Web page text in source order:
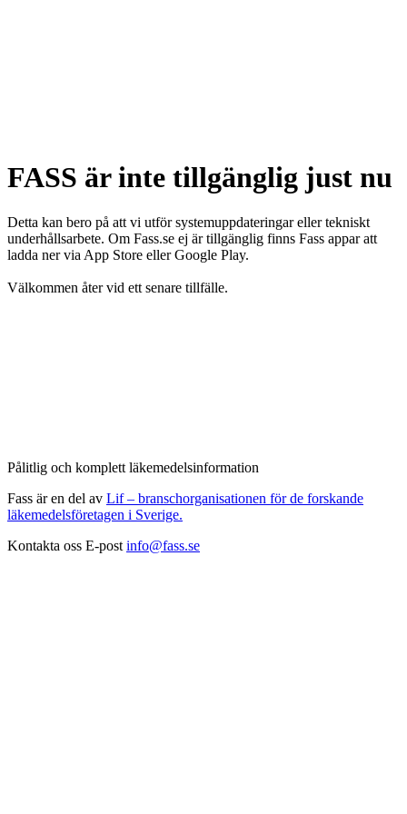
FASS är inte tillgänglig just nu
Detta kan bero på att vi utför systemuppdateringar eller tekniskt
underhållsarbete. Om Fass.se ej är tillgänglig finns Fass appar att
ladda ner via App Store eller Google Play.
Välkommen åter vid ett senare tillfälle.
Pålitlig och komplett läkemedelsinformation
Fass är en del av Lif – branschorganisationen för de forskande
läkemedelsföretagen i Sverige.
Kontakta oss E-post info@fass.se